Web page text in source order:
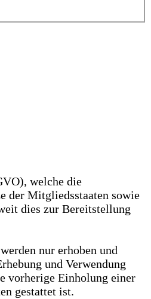
welche die
der Mitgliedsstaaten sowie
dies zur Bereitstellung
nur erhoben und
und Verwendung
vorherige Einholung einer
gestattet ist.